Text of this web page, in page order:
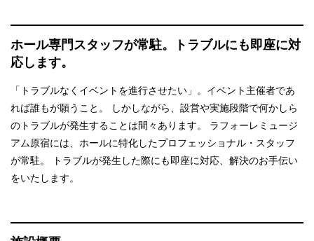
ホール専門スタッフが常駐。
トラブルにも即座に対
応します。
「トラブルなくイベントを進行させたい」。イベント主催者であ
れば誰もが願うこと。 しかしながら、設営や実施段階で何かしら
のトラブルが発生することは間々あります。 ラフォーレミュージ
アム原宿には、ホールに特化したプロフェッショナル・スタッフ
が常駐。 トラブルが発生した際にも即座に対応、解決のお手伝い
をいたします。